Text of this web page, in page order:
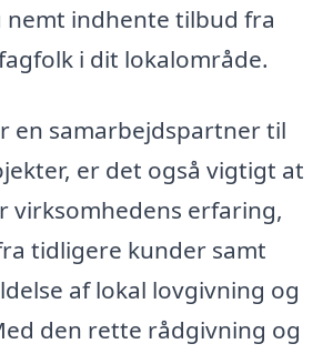
nemt indhente tilbud fra
i dit lokalområde.
en samarbejdspartner til
er det også vigtigt at
virksomhedens erfaring,
tidligere kunder samt
af lokal lovgivning og
den rette rådgivning og